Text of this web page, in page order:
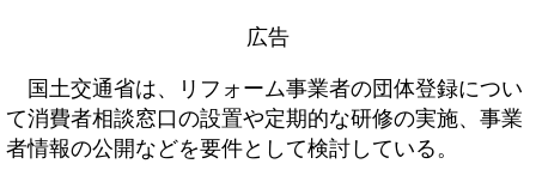
広告
国土交通省は、リフォーム事業者の団体登録につい
て消費者相談窓口の設置や定期的な研修の実施、事業
者情報の公開などを要件として検討している。